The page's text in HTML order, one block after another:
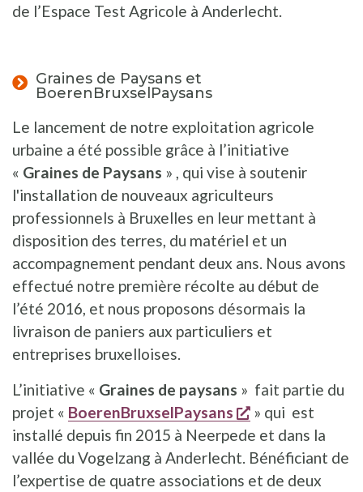
de l’Espace Test Agricole à Anderlecht.
Graines de Paysans et
BoerenBruxselPaysans
Le lancement de notre exploitation agricole
urbaine a été possible grâce à l’initiative
« Graines de Paysans » , qui vise à soutenir
l'installation de nouveaux agriculteurs
professionnels à Bruxelles en leur mettant à
disposition des terres, du matériel et un
accompagnement pendant deux ans. Nous avons
effectué notre première récolte au début de
l’été 2016, et nous proposons désormais la
livraison de paniers aux particuliers et
entreprises bruxelloises.
L’initiative « Graines de paysans » fait partie du
projet « BoerenBruxselPaysans opent een
» qui est
installé depuis fin 2015 à Neerpede et dans la
vallée du Vogelzang à Anderlecht. Bénéficiant de
l’expertise de quatre associations et de deux